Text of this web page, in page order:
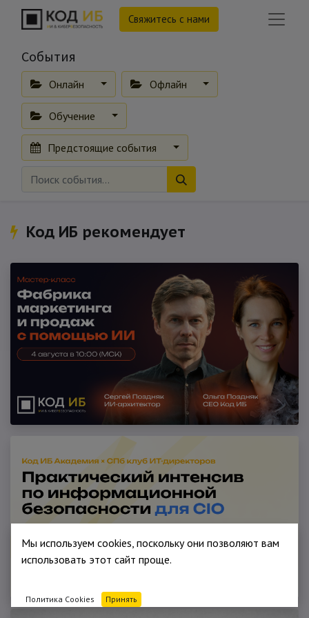
Свяжитесь с нами
События
Онлайн Офлайн
Обучение
Предстоящие события
Код ИБ рекомендует
Мы используем cookies, поскольку они позволяют вам
использовать этот сайт проще.
Политика Cookies Принять